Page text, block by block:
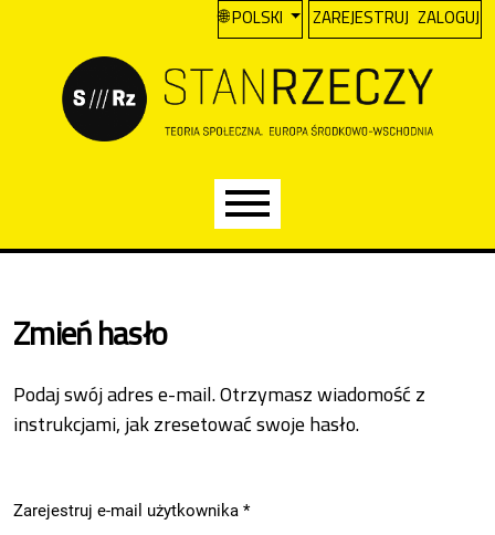
Przejdź do głównego menuCHANGE THE LANGUAGE. THE
POLSKI ZAREJESTRUJ ZALOGUJ
Zmień hasło
Podaj swój adres e-mail. Otrzymasz wiadomość z
instrukcjami, jak zresetować swoje hasło.
Zarejestruj e-mail użytkownika *